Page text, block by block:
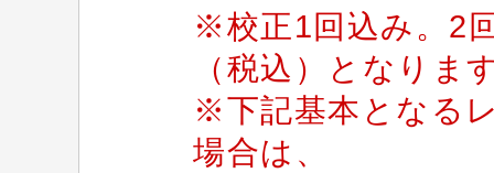
※校正1回込み。2
（税込）となりま
※下記基本となる
場合は、